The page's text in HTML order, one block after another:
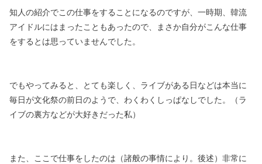
知人の紹介でこの仕事をすることになるのですが、 一時期、韓流
アイドルにはまったこともあったので、
まさか自分がこんな仕事
をするとは思っていませんでした。
でもやってみると、とても楽しく、 ライブがある日などは本当に
毎日が文化祭の前日のようで、 わくわくしっぱなしでした。（ラ
イブの裏方などが大好きだった私）
また、ここで仕事をしたのは（諸般の事情により。後述） 非常に